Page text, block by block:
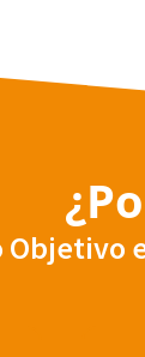
Objetivo